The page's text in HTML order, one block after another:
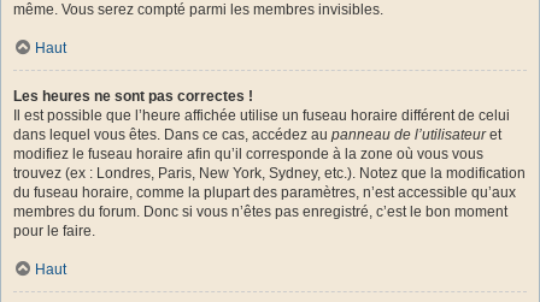
même. Vous serez compté parmi les membres invisibles.
Haut
Les heures ne sont pas correctes !
Il est possible que l’heure affichée utilise un fuseau horaire différent de celui
dans lequel vous êtes. Dans ce cas, accédez au panneau de l’utilisateuret
modifiez le fuseau horaire afin qu’il corresponde à la zone où vous vous
trouvez (ex : Londres, Paris, New York, Sydney, etc.). Notez que la modification
du fuseau horaire, comme la plupart des paramètres, n’est accessible qu’aux
membres du forum. Donc si vous n’êtes pas enregistré, c’est le bon moment
pour le faire.
Haut